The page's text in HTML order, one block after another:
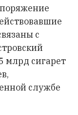
с
млрд сигарет
службе